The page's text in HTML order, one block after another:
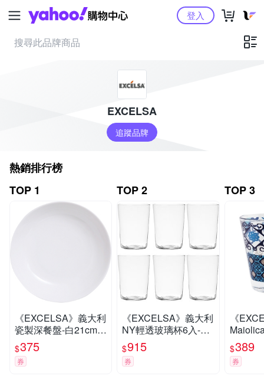
Yahoo購物中心登入
EXCELSA
追蹤品牌
熱銷排行榜
TOP 1
《EXCELSA》義大利
瓷製深餐盤-白21cm--
餐具 器皿 盤子
$375
券
TOP 2
《EXCELSA》義大利
NY輕透玻璃杯6入-55
0ml-- 水杯 茶杯 咖啡
杯
$915
券
TOP 3
《
藍
咖啡杯
$389
券